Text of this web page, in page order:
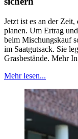
Jetzt ist es an der
planen. Um Ertrag
beim Mischungskauf
im Saatgutsack. Sie
Grasbestände. Mehr
Mehr lesen...